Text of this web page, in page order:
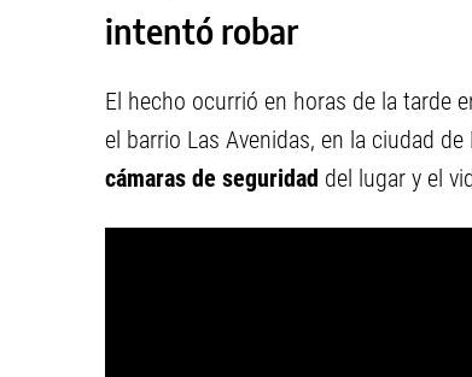
intentó robar
El hecho ocurrió en horas de la tarde
el barrio Las Avenidas, en la ciudad
cámaras de seguridad del lugar y el